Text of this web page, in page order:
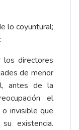
lo coyuntural;
los directores
de menor
antes de la
el
invisible que
existencia.